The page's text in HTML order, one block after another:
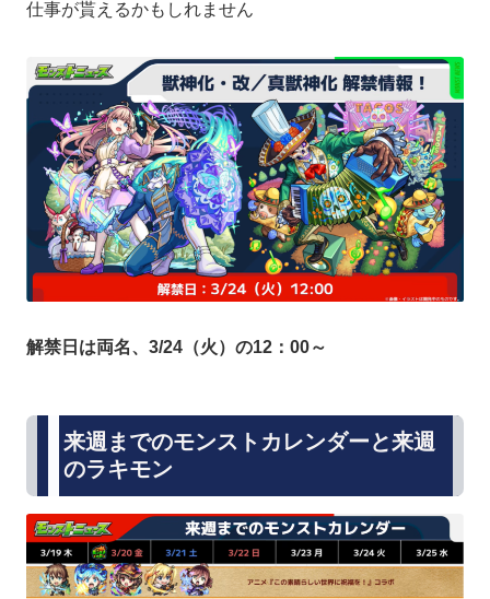
仕事が貰えるかもしれません
解禁日は両名、3/24（火）の12：00～
来週までのモンストカレンダーと来週
のラキモン